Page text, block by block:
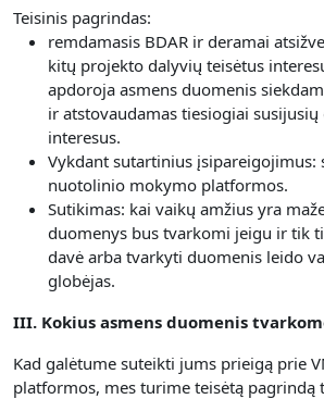
Teisinis pagrindas:
remdamasis BDAR ir deramai
kitų projekto dalyvių teisėtus
apdoroja asmens duomenis
ir atstovaudamas tiesiogiai
interesus.
Vykdant sutartinius įsipareigojimus:
nuotolinio mokymo platformos.
Sutikimas: kai vaikų amžius yra
duomenys bus tvarkomi jeigu ir tik
davė arba tvarkyti duomenis leido
globėjas.
III. Kokius asmens duomenis
Kad galėtume suteikti jums prieigą prie
platformos, mes turime teisėtą pagrindą